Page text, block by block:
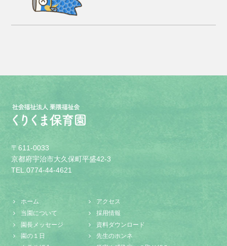
〒611-0033
京都府宇治市大久保町平盛42-3
TEL.0774-44-4621
ホーム
当園について
園長メッセージ
園の１日
アクセス
採用情報
資料ダウンロード
先生のホンネ